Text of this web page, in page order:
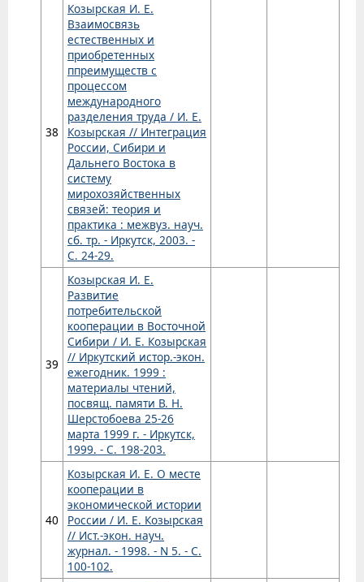
38
Козырская И. Е.
Взаимосвязь
естественных и
приобретенных
ппреимуществ с
процессом
международного
разделения труда / И. Е.
Козырская // Интеграция
России, Сибири и
Дальнего Востока в
систему
мирохозяйственных
связей: теория и
практика : межвуз. науч.
сб. тр. - Иркутск, 2003. -
С. 24-29.
39
Козырская И. Е.
Развитие
потребительской
кооперации в Восточной
Сибири / И. Е. Козырская
// Иркутский истор.-экон.
ежегодник. 1999 :
материалы чтений,
посвящ. памяти В. Н.
Шерстобоева 25-26
марта 1999 г. - Иркутск,
1999. - С. 198-203.
40
Козырская И. Е. О месте
кооперации в
экономической истории
России / И. Е. Козырская
// Ист.-экон. науч.
журнал. - 1998. - N 5. - С.
100-102.